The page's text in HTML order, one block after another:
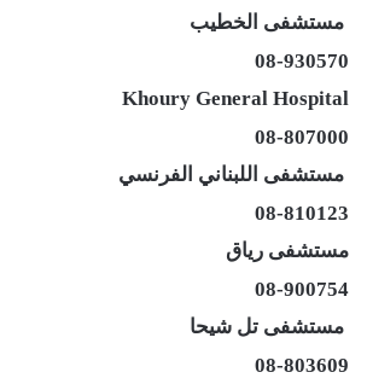
مستشفى الخطيب
08-930570
Khoury General Hospital
08-807000
مستشفى اللبناني الفرنسي
08-810123
مستشفى رياق
08-900754
مستشفى تل شيحا
08-803609